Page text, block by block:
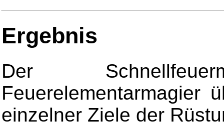
Ergebnis
Der
Feuerelementarmagier
einzelner Ziele der